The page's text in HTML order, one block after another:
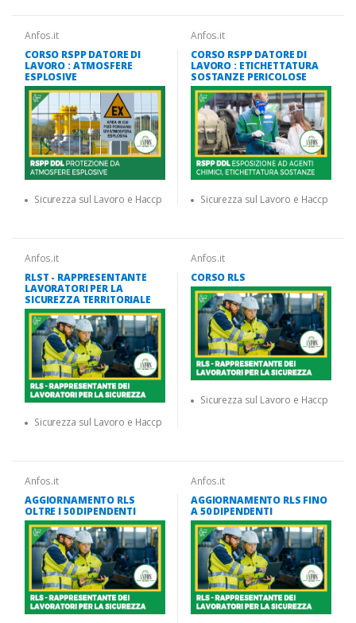
Anfos.it
CORSO RSPP DATORE DI
LAVORO : ATMOSFERE
ESPLOSIVE
Sicurezza sul Lavoro e Haccp
Anfos.it
CORSO RSPP DATORE DI
LAVORO : ETICHETTATURA
SOSTANZE PERICOLOSE
Sicurezza sul Lavoro e Haccp
Anfos.it
RLST - RAPPRESENTANTE
LAVORATORI PER LA
SICUREZZA TERRITORIALE
Sicurezza sul Lavoro e Haccp
Anfos.it
CORSO RLS
Sicurezza sul Lavoro e Haccp
Anfos.it
AGGIORNAMENTO RLS
OLTRE I 50 DIPENDENTI
Anfos.it
AGGIORNAMENTO RLS FINO
A 50 DIPENDENTI